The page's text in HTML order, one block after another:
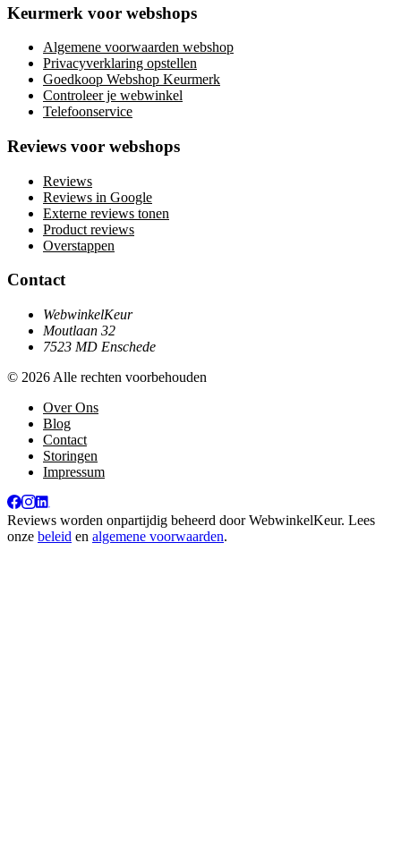
Keurmerk voor webshops
Algemene voorwaarden webshop
Privacyverklaring opstellen
Goedkoop Webshop Keurmerk
Controleer je webwinkel
Telefoonservice
Reviews voor webshops
Reviews
Reviews in Google
Externe reviews tonen
Product reviews
Overstappen
Contact
WebwinkelKeur
Moutlaan 32
7523 MD Enschede
© 2026 Alle rechten voorbehouden
Over Ons
Blog
Contact
Storingen
Impressum
Reviews worden onpartijdig beheerd doorWebwinkelKeur. Lees
onze beleid en algemene voorwaarden.